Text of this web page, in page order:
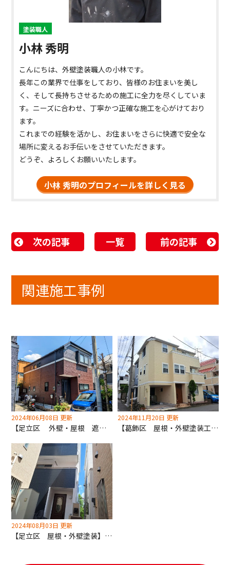
塗装職人
小林 秀明
こんにちは、外壁塗装職人の小林です。
長年この業界で仕事をしており、皆様のお住まいを美し
く、そして長持ちさせるための施工に全力を尽くしていま
す。ニーズに合わせ、丁寧かつ正確な施工を心がけており
ます。
これまでの経験を活かし、お住まいをさらに快適で安全な
場所に変えるお手伝いをさせていただきます。
どうぞ、よろしくお願いいたします。
小林 秀明のプロフィールを詳しく見る
次の記事 一覧 前の記事
関連施工事例
2024年06月08日 更新
【足立区 外壁・屋根 遮熱塗装工事】遮熱フッ素で夏を乗り切ろう！
2024年11月20日 更新
【葛飾区 屋根・外壁塗装工事】葛飾区助成金申請も無料で承ります！
2024年08月03日 更新
【足立区 屋根・外壁塗装】地元密着の深井塗装！熟練した職人の技術力を提供いたします！